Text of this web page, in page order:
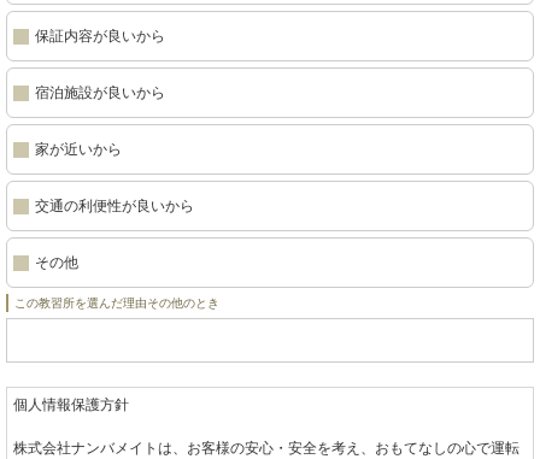
保証内容が良いから
宿泊施設が良いから
家が近いから
交通の利便性が良いから
その他
この教習所を選んだ理由その他のとき
個人情報保護方針
株式会社ナンバメイトは、お客様の安心・安全を考え、おもてなしの心で運転